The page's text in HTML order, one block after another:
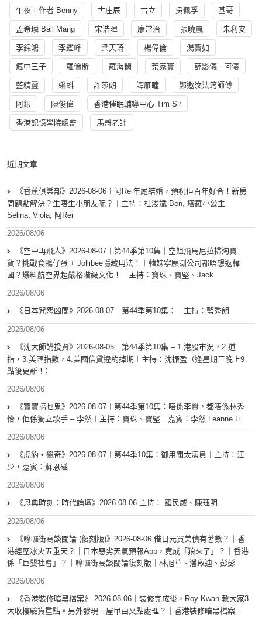
午夜工作者 Benny 古庄辰 古立 吳佩孚 基哥
孟希璘 Ball Mang 宋浩暉 康常治 張曉嵐 朱利安
李錦鴻 李鑑峰 梁天琦 楊偉倫 湯寳如
瘋中三子 羅倫斯 羅海憫 葉家寶 薛影儀 - 阿儀
藍精靈 蝌蚪 許莎朗 譚雁瞳 鄭遨汶法筠師傅
阿銀 陳俊偉 香港催眠輔導中心 Tim Sir
香港記憶學院總監 馬哥老師
近期文章
《香蕉俱樂部》2026-08-06︱阿Rei年尾結婚，預祝佢百年好合！新房
問題點解決？生唔生小朋友呢？︱主持：杜浚斌 Ben, 塔羅小公主
Selina, Viola, 阿Rei
2026/08/06
《空中再飛人》2026-08-07︱第44季第10集｜空姐飛馬尼拉掃淘寶
貨？挑戰食鴨仔蛋 + Jollibee隱藏用法！︱韓妹寧願瞓公司都唔想返韓
國？爆料航空界超嚴格階級文化！︱主持：寶珠、寶堅、Jack
2026/08/06
《日本咒怨凶間》2026-08-07︱第44季第10集：︱主持：藍秀朗
2026/08/06
《沈大師講投資》2026-08-05︱第44季第10集 – 1.港股市況，2.道
指，3.美匯指數，4.美國信貸違約掉期︱主持：沈振盈（逢星期三晚上9
點後更新！）
2026/08/06
《寶寶搞乜鬼》2026-08-07︱第44季第10集︰唔係李賢，都唔係林秀
怡，佢係獨立歌手 – 李然︱主持：寶珠、寶堅 嘉賓：李然 Leanne Li
2026/08/06
《虎豹 • 獵奇》2026-08-07︱第44季10集：御用闊太演員︱主持：江
少，嘉賓：蘇恩磁
2026/08/06
《恩典時刻：時代論壇》2026-08-06 主持： 羅民威、陳珏明
2026/08/06
《嚤囉街高談闊論 (復刻版)》2026-08-06 借日元買美債有著數？｜香
港經歷冰火五重天？｜日本惡劣天氣預報App，竟成「狼來了」？｜香港
係「巨嬰社會」？｜嚤囉街高談闊論復刻版｜林旭華、潘啟迪、彭彭
2026/08/06
《香港裝修暗黑檔案》 2026-08-06｜裝修完成後，Roy Kwan 教大家3
大收樓驗貨重點。另外發現一屋曱甴又點處理？｜香港裝修暗黑檔案｜